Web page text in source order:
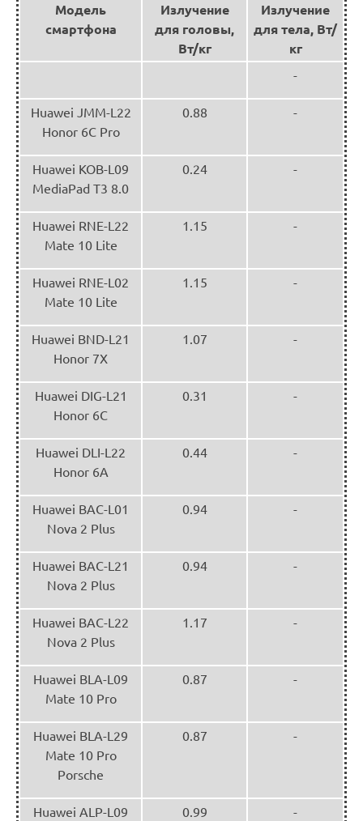
Модель
смартфона
Излучение
для головы,
Вт/кг
Излучение
для тела, Вт/
кг
-
Huawei JMM-L22
Honor 6C Pro
0.88 -
Huawei KOB-L09
MediaPad T3 8.0
0.24 -
Huawei RNE-L22
Mate 10 Lite
1.15 -
Huawei RNE-L02
Mate 10 Lite
1.15 -
Huawei BND-L21
Honor 7X
1.07 -
Huawei DIG-L21
Honor 6C
0.31 -
Huawei DLI-L22
Honor 6A
0.44 -
Huawei BAC-L01
Nova 2 Plus
0.94 -
Huawei BAC-L21
Nova 2 Plus
0.94 -
Huawei BAC-L22
Nova 2 Plus
1.17 -
Huawei BLA-L09
Mate 10 Pro
0.87 -
Huawei BLA-L29
Mate 10 Pro
Porsche
0.87 -
Huawei ALP-L09
0.99 -